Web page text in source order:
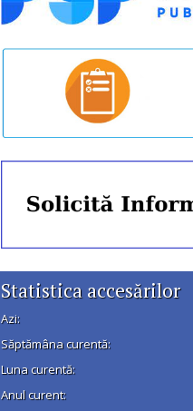
Statistica accesărilor
Azi:
Săptămâna curentă:
Luna curentă:
Anul curent: